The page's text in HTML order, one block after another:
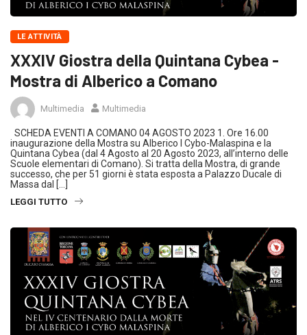
LE ATTIVITÀ
XXXIV Giostra della Quintana Cybea -
Mostra di Alberico a Comano
Multimedia Multimedia
SCHEDA EVENTI A COMANO 04 AGOSTO 2023 1. Ore 16.00
inaugurazione della Mostra su Alberico I Cybo-Malaspina e la
Quintana Cybea (dal 4 Agosto al 20 Agosto 2023, all’interno delle
Scuole elementari di Comano). Si tratta della Mostra, di grande
successo, che per 51 giorni è stata esposta a Palazzo Ducale di
Massa dal […]
LEGGI TUTTO